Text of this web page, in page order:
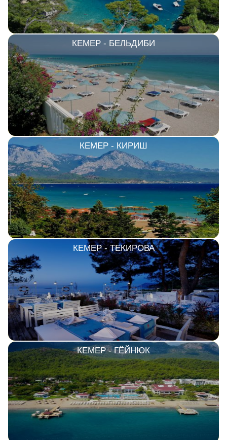
КЕМЕР - БЕЛЬДИБИ
КЕМЕР - КИРИШ
КЕМЕР - ТЕКИРОВА
КЕМЕР - ГЁЙНЮК
Недорогие отели 3*
звезды
Сетевые отели Турции
Сетевые отели Египта
Сетевые отели ОАЭ
Сетевые отели Таиланда
Сетевые отели Шри Ланки
Сетевые отели Вьетнама
Сетевые отели Мальдив
Сетевые отели Бали
Сетевые отели Сейшел
Сетевые отели Маврикия